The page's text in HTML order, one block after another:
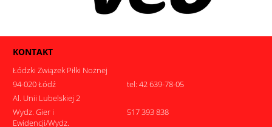
KONTAKT
Łódzki Związek Piłki Nożnej
94-020 Łódź
tel: 42 639-78-05
Al. Unii Lubelskiej 2
Wydz. Gier i
Ewidencji/Wydz.
517 393 838